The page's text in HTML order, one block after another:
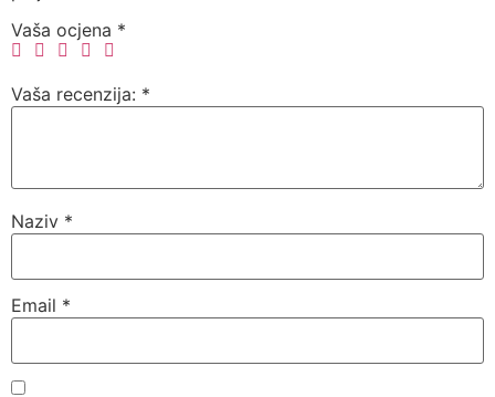
Vaša ocjena *
Vaša recenzija: *
Naziv *
Email *